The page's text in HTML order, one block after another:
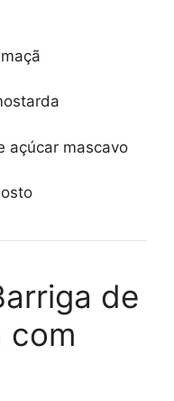
açúcar mascavo
de
com